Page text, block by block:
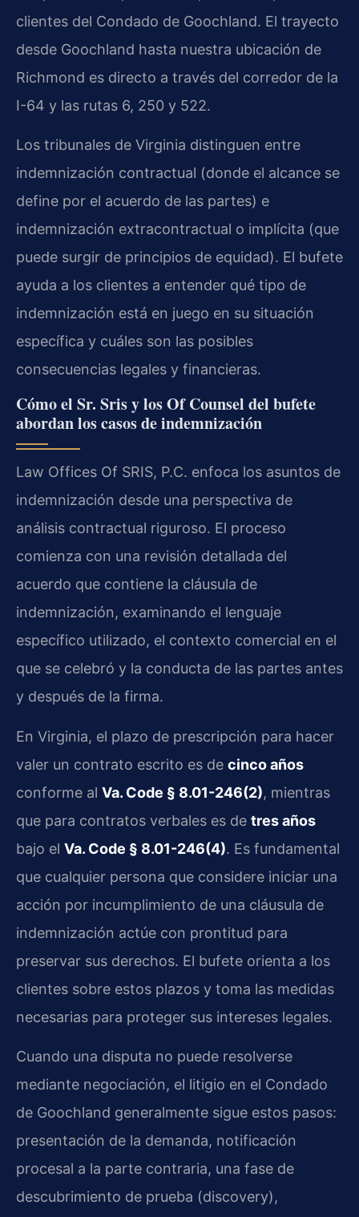
clientes del Condado de Goochland. El trayecto
desde Goochland hasta nuestra ubicación de
Richmond es directo a través del corredor de la
I-64 y las rutas 6, 250 y 522.
Los tribunales de Virginia distinguen entre
indemnización contractual (donde el alcance se
define por el acuerdo de las partes) e
indemnización extracontractual o implícita (que
puede surgir de principios de equidad). El bufete
ayuda a los clientes a entender qué tipo de
indemnización está en juego en su situación
específica y cuáles son las posibles
consecuencias legales y financieras.
Cómo el Sr. Sris y los Of Counsel del bufete
abordan los casos de indemnización
Law Offices Of SRIS, P.C. enfoca los asuntos de
indemnización desde una perspectiva de
análisis contractual riguroso. El proceso
comienza con una revisión detallada del
acuerdo que contiene la cláusula de
indemnización, examinando el lenguaje
específico utilizado, el contexto comercial en el
que se celebró y la conducta de las partes antes
y después de la firma.
En Virginia, el plazo de prescripción para hacer
valer un contrato escrito es de cinco años
conforme al Va. Code § 8.01-246(2), mientras
que para contratos verbales es de tres años
bajo el Va. Code § 8.01-246(4). Es fundamental
que cualquier persona que considere iniciar una
acción por incumplimiento de una cláusula de
indemnización actúe con prontitud para
preservar sus derechos. El bufete orienta a los
clientes sobre estos plazos y toma las medidas
necesarias para proteger sus intereses legales.
Cuando una disputa no puede resolverse
mediante negociación, el litigio en el Condado
de Goochland generalmente sigue estos pasos:
presentación de la demanda, notificación
procesal a la parte contraria, una fase de
descubrimiento de prueba (discovery),